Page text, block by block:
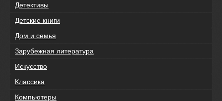
Детективы
Детские книги
Дом и семья
Зарубежная литература
Искусство
Классика
Компьютеры